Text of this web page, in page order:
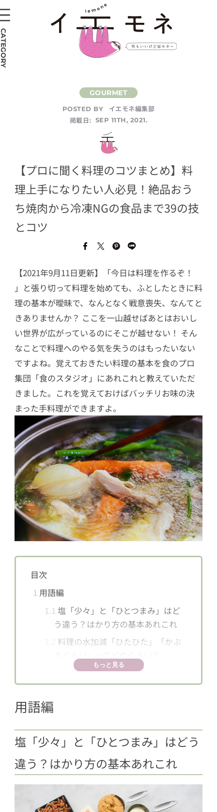
POSTED BY
イエモネ編集部
掲載日:
SEP 11TH, 2021.
【プロに聞く料理のコツまとめ】料
理上手になりたい人必見！絶品おう
ち焼肉から冷凍NGの食品まで39の技
とコツ
【2021年9月11日更新】「今日は料理を作るぞ！
」と張り切って料理を始めても、ふとしたときに料
理の基本が曖昧で、なんとなく戦意喪失、なんてと
きありませんか？ ここを一山越せばあとはおいし
い世界が広がっているのにそこが越せない！ そん
なことで料理へのやる気を失うのはもったいない
ですよね。覚えておきたい料理の基本を食のプロ
集団「食のスタジオ」にあれこれと教えていただ
きました。これを覚えておけばバッチリお味の決
まった手料理ができますよ。
目次
1 用語編
1.1 塩「少々」と「ひとつまみ」はど
う違う？はかり方の基本あれこれ
料理の水加減「ひたひた」「かぶ
【レシピ用語】「ひと煮」って
何？「炒める」と「焼く」はどう違
2.1 調味料の「さしすせそ」はなぜそ
の順番なの？順番を変えると失敗す
る？
種の使い分け
もっと見る
用語編
塩「少々」と「ひとつまみ」はどう
違う？はかり方の基本あれこれ